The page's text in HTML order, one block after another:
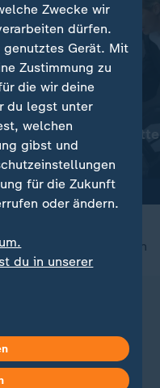
"Treten Sie
Video
nach oben
Zwecke wir
dürfen.
Gerät. Mit
Zustimmung zu
die wir deine
du legst unter
welchen
gibst und
für die Zukunft
oder ändern.
du in unserer